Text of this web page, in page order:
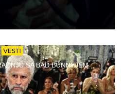
VESTI
SA BAD BUNNYJEM